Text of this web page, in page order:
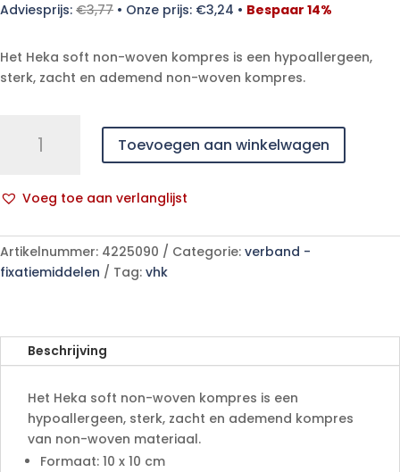
Adviesprijs: €3,77 • Onze prijs: €3,24 • Bespaar 14%
Het Heka soft non-woven kompres is een hypoallergeen,
sterk, zacht en ademend non-woven kompres.
kompres
x
10
8
lagen
aantal
Toevoegen aan winkelwagen
Voeg toe aan verlanglijst
l
t
e
a
t
Artikelnummer: 4225090 Categorie: verband -
fixatiemiddelen
Tag: vhk
Beschrijving
Het Heka soft non-woven kompres is een
hypoallergeen, sterk, zacht en ademend kompres
van non-woven materiaal.
Formaat: 10 x 10 cm